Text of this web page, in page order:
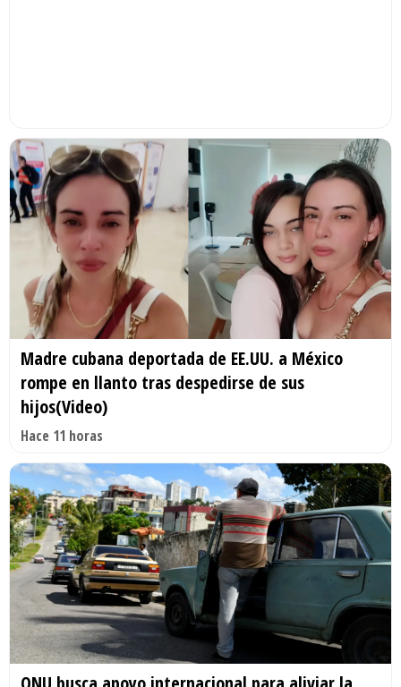
Madre cubana deportada de EE.UU. a México
rompe en llanto tras despedirse de sus
hijos(Video)
Hace 11 horas